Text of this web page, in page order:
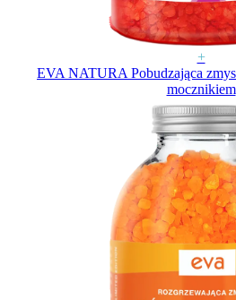
+
EVA NATURA Pobudzająca
mocznikiem